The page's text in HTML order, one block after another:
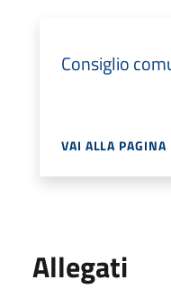
Consiglio
VAI ALLA PAGINA
Allegati